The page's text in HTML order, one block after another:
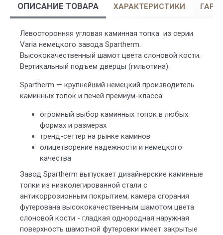
ОПИСАНИЕ ТОВАРА ХАРАКТЕРИСТИКИ
Левосторонняя угловая каминная топка из серии
Varia немецкого завода Spartherm.
Высококачественный шамот цвета слоновой кости.
Вертикальный подъем дверцы (гильотина).
Spartherm — крупнейший немецкий производитель
каминных топок и печей премиум-класса:
огромный выбор каминных топок в любых
формах и размерах
тренд-сеттер на рынке каминов
олицетворение надежности и немецкого
качества
Завод Spartherm выпускает дизайнерские каминные
топки из низколегированной стали с
антикоррозионным покрытием, камера сгорания
футерована высококачественным шамотом цвета
слоновой кости - гладкая однородная наружная
поверхность шамотной футеровки имеет закрытые